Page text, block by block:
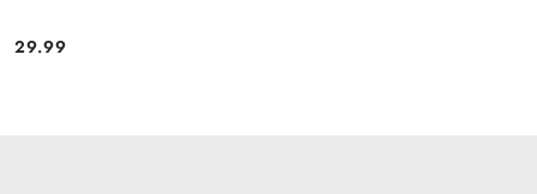
Cena:
29.99